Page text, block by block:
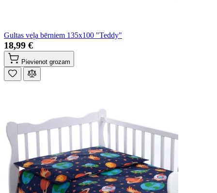
Gultas veļa bērniem 135x100 "Teddy"
18,99 €
Pievienot grozam